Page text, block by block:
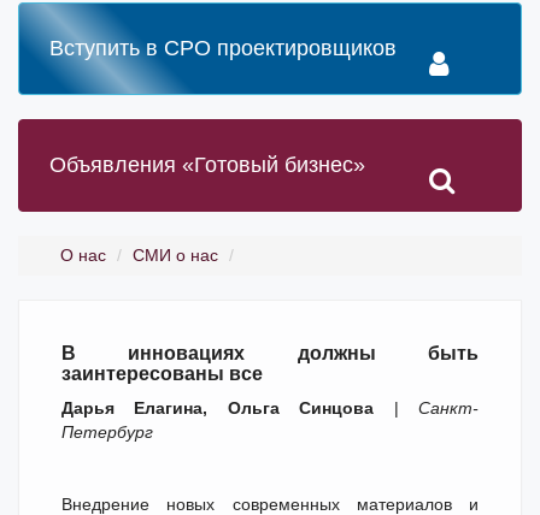
Вступить в СРО проектировщиков
Объявления «Готовый бизнес»
О нас СМИ о нас
В инновациях должны быть
заинтересованы все
Дарья Елагина, Ольга Синцова |
Санкт-
Петербург
Внедрение новых современных материалов и